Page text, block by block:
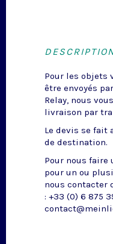
Pour les objets
être envoyés
Relay, nous
livraison par
Le devis se fait
de destination.
Pour nous faire
pour un ou
nous contacter
: +33 (0) 6 875